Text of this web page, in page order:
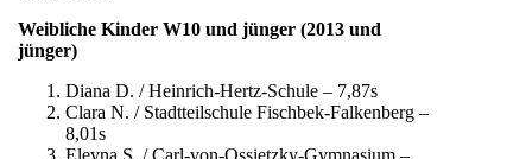
Weibliche Kinder W10 und jünger (2013 und
jünger)
Diana D. / Heinrich-Hertz-Schule – 7,87s
Clara N. / Stadtteilschule Fischbek-Falkenberg –
8,01s
Eleyna S. / Carl-von-Ossietzky-Gymnasium –